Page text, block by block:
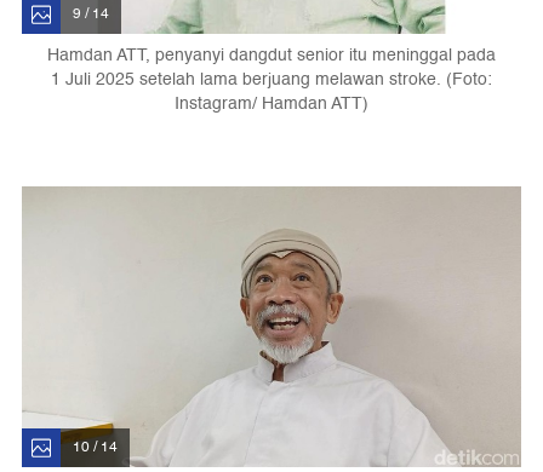
9 / 14
Hamdan ATT, penyanyi dangdut senior itu meninggal pada
1 Juli 2025 setelah lama berjuang melawan stroke. (Foto:
Instagram/ Hamdan ATT)
10 / 14